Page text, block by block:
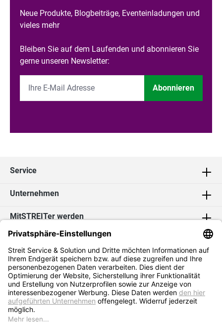
Neue Produkte, Blogbeiträge, Eventeinladungen und
vieles mehr
Bleiben Sie auf dem Laufenden und abonnieren Sie
gerne unseren Newsletter:
Abonnieren
Service
Unternehmen
MitSTREITer werden
Kontakt
Social Media